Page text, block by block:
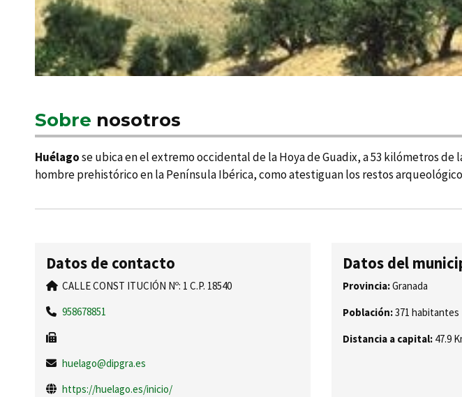
Sobre nosotros
Huélagose ubica en el extremo occidental de la Hoya de Guadix, a 53 kilómetros
hombre prehistórico en la Pení­nsula Ibérica, como atestiguan los restos
Datos de contacto
CALLE CONST ITUCIÓN Nº: 1 C.P. 18540
958678851
huelago@dipgra.es
https://huelago.es/inicio/
Datos del
Provincia:Granada
Población:371 habitantes
Distancia a capital: 47.9